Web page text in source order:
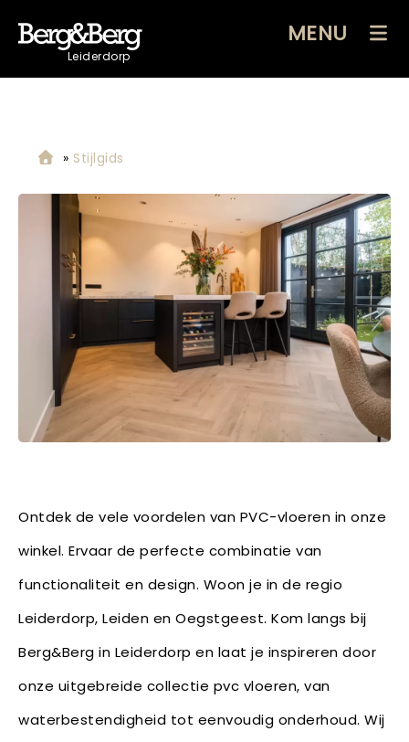
Leiderdorp
MENU
» Stijlgids
Ontdek de vele voordelen van PVC-vloeren in onze
winkel. Ervaar de perfecte combinatie van
functionaliteit en design. Woon je in de regio
Leiderdorp, Leiden en Oegstgeest. Kom langs bij
Berg&Berg in Leiderdorp en laat je inspireren door
onze uitgebreide collectie pvc vloeren, van
waterbestendigheid tot eenvoudig onderhoud. Wij